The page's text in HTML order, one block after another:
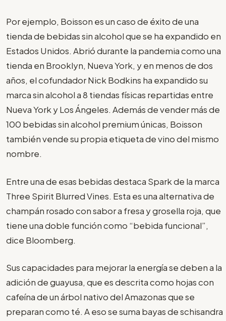
Por ejemplo, Boisson es un caso de éxito de una
tienda de bebidas sin alcohol que se ha expandido en
Estados Unidos. Abrió durante la pandemia como una
tienda en Brooklyn, Nueva York, y en menos de dos
años, el cofundador Nick Bodkins ha expandido su
marca sin alcohol a 8 tiendas físicas repartidas entre
Nueva York y Los Ángeles. Además de vender más de
100 bebidas sin alcohol premium únicas, Boisson
también vende su propia etiqueta de vino del mismo
nombre.
Entre una de esas bebidas destaca Spark de la marca
Three Spirit Blurred Vines. Esta es una alternativa de
champán rosado con sabor a fresa y grosella roja, que
tiene una doble función como “bebida funcional”,
dice Bloomberg.
Sus capacidades para mejorar la energía se deben a la
adición de guayusa, que es descrita como hojas con
cafeína de un árbol nativo del Amazonas que se
preparan como té. A eso se suma bayas de schisandra